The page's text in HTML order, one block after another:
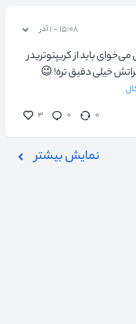
۱۵:۰۸ - ۱ آذر
باید از کریپتوتریدر
خیلی دقیق تره! 😉
۳ ۰ ۰
نمایش بیشتر